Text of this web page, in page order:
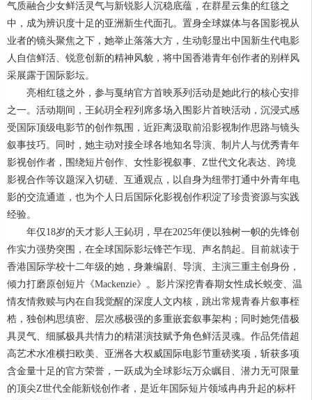
气质融合少女鲜活灵气与新锐影人沉稳底蕴，在群星云集的红毯之
中，成为辨识度十足的亚洲新生代面孔。置身全球媒体与各国影视从
业者的镜头聚焦之下，她举止落落大方，生动彰显出中国新生代电影
人自信鲜活、锐意创新的精神风貌，将中国香港青年创作者的别样风
采展露于国际影坛。
亮相红毯之外，参与戛纳官方首映系列活动是她此行的核心安排
之一。活动期间，王鈊玥全程列席多场入围影片首映活动，沉浸式感
受国际顶级电影节的创作氛围，近距离汲取前沿影视制作思路与镜头
叙事技巧。同时，她主动对接全球各地知名导演、制片人与优秀青年
影视创作者，围绕短片创作、女性影视叙事、Z世代文化表达、跨境
影视合作等议题深入切磋、互通观点，以自身为纽带打通中外青年电
影的交流通道，也为个人日后国际化影视创作积淀了珍贵资源与实践
经验。
年仅18岁的天才影人王鈊玥，早在2025年便以独树一帜的先锋创
作实力强势突围，在全球国际影坛锋芒乍现、声名鹊起。目前就读于
香港国际学校十二年级的她，身兼编剧、导演、主演三重主创身份，
倾力打磨原创短片《Mackenzie》。影片深挖青春期女性成长蜕变、温
情友情救赎与内在自我觉醒的深度人文内核，跳出常规青春片叙事桎
梏，独创构思缜密、层次感极强的多重嵌套叙事架构；同时她凭借极
具灵气、细腻极具共情力的精湛演技赋予角色鲜活灵魂。作品凭借超
高艺术水准横扫欧美、亚洲各大权威国际电影节重磅奖项，斩获多项
含金量十足的官方荣誉，一跃成为全球影坛万众瞩目、潜力无可限量
的顶尖Z世代全能新锐创作者，是近年国际短片领域冉冉升起的标杆